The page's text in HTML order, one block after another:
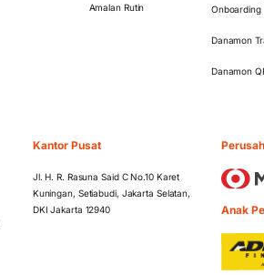
Amalan Rutin
Onboarding
Danamon
Danamon
Kantor Pusat
Jl. H. R. Rasuna Said C No.10 Karet
Kuningan, Setiabudi, Jakarta Selatan,
DKI Jakarta 12940
Anak